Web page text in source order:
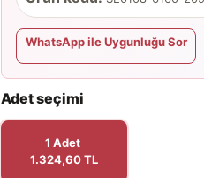
WhatsApp ile Uygunluğu Sor
Adet seçimi
1 Adet
1.324,60 TL